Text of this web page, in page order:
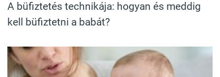
A büfiztetés technikája: hogyan és meddig
kell büfiztetni a babát?